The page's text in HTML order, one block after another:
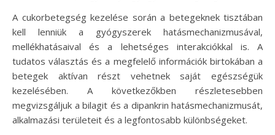
A cukorbetegség kezelése során a betegeknek tisztában
kell lenniük a gyógyszerek hatásmechanizmusával,
mellékhatásaival és a lehetséges interakciókkal is. A
tudatos választás és a megfelelő információk birtokában a
betegek aktívan részt vehetnek saját egészségük
kezelésében. A következőkben részletesebben
megvizsgáljuk a bilagit és a dipankrin hatásmechanizmusát,
alkalmazási területeit és a legfontosabb különbségeket.